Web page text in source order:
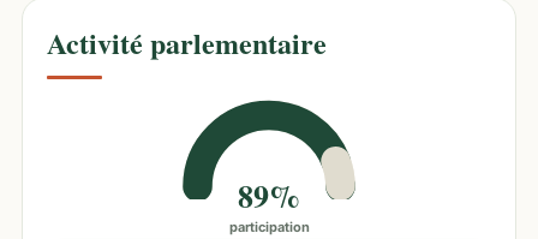
Activité parlementaire
89%
participation